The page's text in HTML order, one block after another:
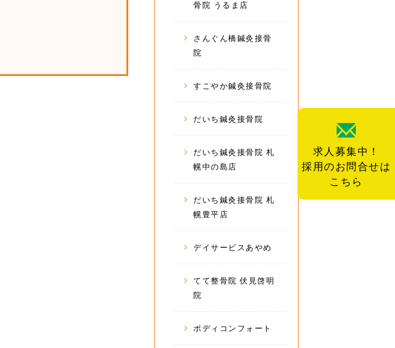
求人募集中！
採用のお問合せは
こちら
骨院 うるま店
さんぐん橋鍼灸接骨
院
すこやか鍼灸接骨院
だいち鍼灸接骨院
だいち鍼灸接骨院 札
幌中の島店
だいち鍼灸接骨院 札
幌豊平店
デイサービスあやめ
てて整骨院 伏見啓明
院
ボディコンフォート